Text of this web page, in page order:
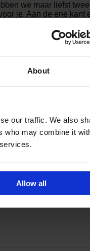
About
our traffic. We also
who may combine it
Allow all
we maar liefst twee
je. Aan de ene kant
geeft. Aan de andere
marineblauw.
kiezen op grond van je